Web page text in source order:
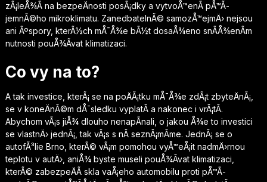
zÃ¡leÅ¾Ã­ na bezpeÄnosti posÃ¡dky a vytvoÅ™enÃ­ pÅ™Ã­
jemnÃ©ho mikroklimatu. ZanedbatelnÃ© samozÅ™ejmÄ› nejsou
ani Ãºspory, kterÃ½ch mÅ¯Å¾e bÃ½t dosaÅ¾eno snÃ­Å¾enÃ­m
nutnosti pouÅ¾Ã­vat klimatizaci.
Co vy na to?
A tak investice, kterÃ¡ se na poÄÃ¡tku mÅ¯Å¾e zdÃ¡t zbyteÄnÃ¡,
se v koneÄnÃ©m dÅ¯sledku vyplatÃ­ a nakonec i vrÃ¡tÃ­.
Abychom vÃ¡s jiÅ¾ dlouho nenapÃ­nali, o jakou Å¾e to investici
se vlastnÄ› jednÃ¡, tak vÃ¡s s nÃ­ seznÃ¡mÃ­me. JednÃ¡ se o
autofÃ³lie Brno , kterÃ© vÃ¡m pomohou vyÅ™eÅ¡it nadmÄ›rnou
teplotu v autÄ›, aniÅ¾ byste museli pouÅ¾Ã­vat klimatizaci,
kterÃ© zabezpeÄÃ­ skla vaÅ¡eho automobilu proti pÅ™Ã­